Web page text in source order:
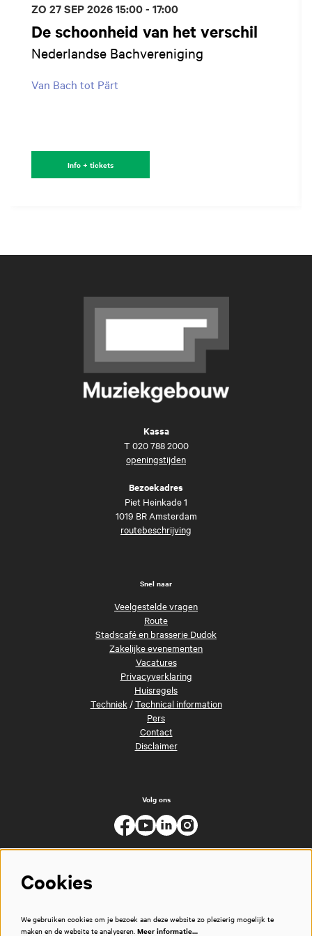
De schoonheid van het verschil
Nederlandse Bachvereniging
Van Bach tot Pärt
ZO 27 SEP 202615:00 - 17:00
Info + tickets
Kassa
T 020 788 2000
openingstijden
Bezoekadres
Piet Heinkade 1
1019 BR Amsterdam
routebeschrijving
Snel naar
Veelgestelde vragen
Route
Stadscafé en brasserie Dudok
Zakelijke evenementen
Vacatures
Privacyverklaring
Huisregels
Techniek/Technical information
Pers
Contact
Disclaimer
Volg ons
Cookies
We gebruiken cookies om je bezoek aan deze website zo plezierig mogelijk te
maken en de website te analyseren. Meer informatie…